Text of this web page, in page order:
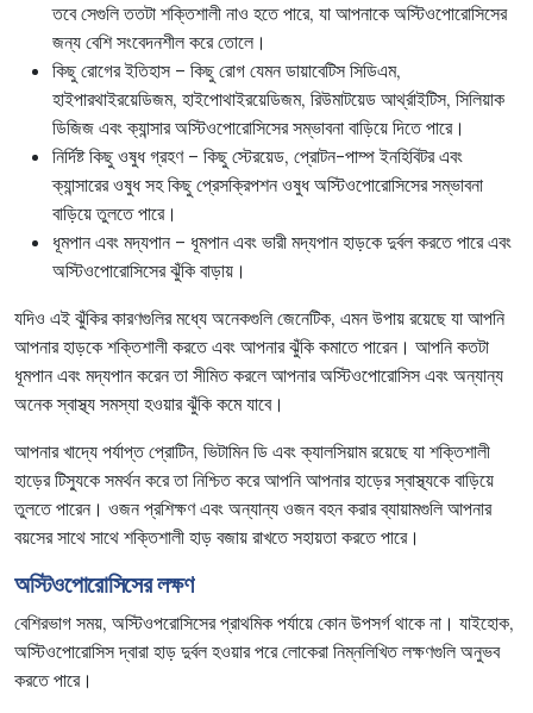
তবে সেগুলি ততটা শক্তিশালী নাও হতে পারে, যা আপনাকে অস্টিওপোরোসিসের
জন্য বেশি সংবেদনশীল করে তোলে।
কিছু রোগের ইতিহাস – কিছু রোগ যেমন ডায়াবেটিস সিডিএম,
হাইপারথাইরয়েডিজম, হাইপোথাইরয়েডিজম, রিউমাটয়েড আর্থ্রাইটিস, সিলিয়াক
ডিজিজ এবং ক্যান্সার অস্টিওপোরোসিসের সম্ভাবনা বাড়িয়ে দিতে পারে।
নির্দিষ্ট কিছু ওষুধ গ্রহণ – কিছু স্টেরয়েড, প্রোটন-পাম্প ইনহিবিটর এবং
ক্যান্সারের ওষুধ সহ কিছু প্রেসক্রিপশন ওষুধ অস্টিওপোরোসিসের সম্ভাবনা
বাড়িয়ে তুলতে পারে।
ধূমপান এবং মদ্যপান – ধূমপান এবং ভারী মদ্যপান হাড়কে দুর্বল করতে পারে এবং
অস্টিওপোরোসিসের ঝুঁকি বাড়ায়।
যদিও এই ঝুঁকির কারণগুলির মধ্যে অনেকগুলি জেনেটিক, এমন উপায় রয়েছে যা আপনি
আপনার হাড়কে শক্তিশালী করতে এবং আপনার ঝুঁকি কমাতে পারেন। আপনি কতটা
ধূমপান এবং মদ্যপান করেন তা সীমিত করলে আপনার অস্টিওপোরোসিস এবং অন্যান্য
অনেক স্বাস্থ্য সমস্যা হওয়ার ঝুঁকি কমে যাবে।
আপনার খাদ্যে পর্যাপ্ত প্রোটিন, ভিটামিন ডি এবং ক্যালসিয়াম রয়েছে যা শক্তিশালী
হাড়ের টিস্যুকে সমর্থন করে তা নিশ্চিত করে আপনি আপনার হাড়ের স্বাস্থ্যকে বাড়িয়ে
তুলতে পারেন। ওজন প্রশিক্ষণ এবং অন্যান্য ওজন বহন করার ব্যায়ামগুলি আপনার
বয়সের সাথে সাথে শক্তিশালী হাড় বজায় রাখতে সহায়তা করতে পারে।
অস্টিওপোরোসিসের লক্ষণ
বেশিরভাগ সময়, অস্টিওপরোসিসের প্রাথমিক পর্যায়ে কোন উপসর্গ থাকে না। যাইহোক,
অস্টিওপোরোসিস দ্বারা হাড় দুর্বল হওয়ার পরে লোকেরা নিম্নলিখিত লক্ষণগুলি অনুভব
করতে পারে।